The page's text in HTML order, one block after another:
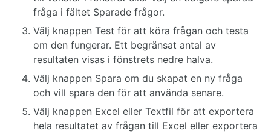
fråga i fältet Sparade frågor.
Välj knappen Test för att köra frågan och testa
om den fungerar. Ett begränsat antal av
resultaten visas i fönstrets nedre halva.
Välj knappen Spara om du skapat en ny fråga
och vill spara den för att använda senare.
Välj knappen Excel eller Textfil för att exportera
hela resultatet av frågan till Excel eller exportera